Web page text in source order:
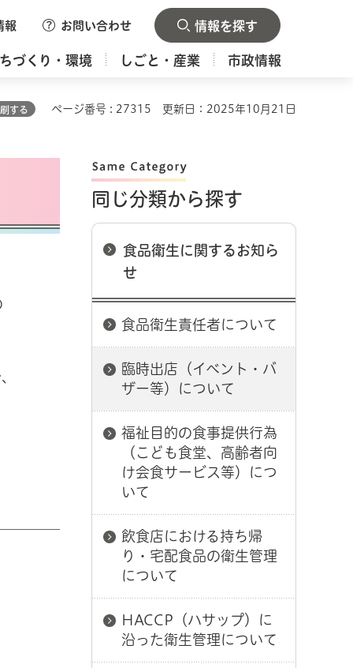
報 お問い合わせ 情報を探す
づくり・環境 しごと・産業 市政情報
する ページ番号 : 27315 更新日：2025年10月21日
同じ分類から探す
食品衛生に関するお知ら
せ
食品衛生責任者について
臨時出店（イベント・バ
ザー等）について
福祉目的の食事提供行為
（こども食堂、高齢者向
け会食サービス等）につ
いて
飲食店における持ち帰
り・宅配食品の衛生管理
について
HACCP（ハサップ）に
沿った衛生管理について